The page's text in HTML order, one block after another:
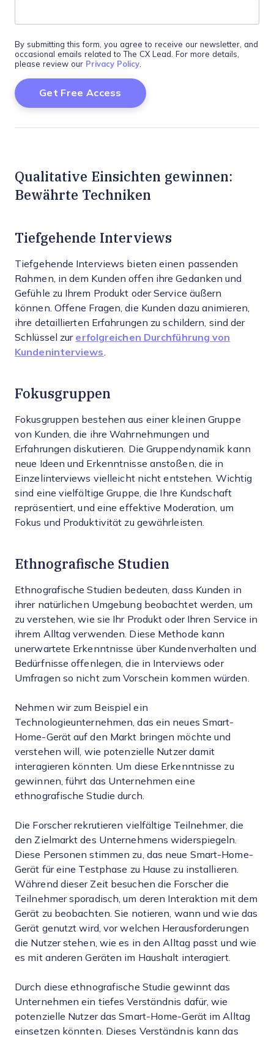
By submitting this form, you agree to receive our newsletter, and
occasional emails related to The CX Lead. For more details,
please review our Privacy Policy.
Qualitative Einsichten gewinnen:
Bewährte Techniken
Tiefgehende Interviews
Tiefgehende Interviews bieten einen passenden
Rahmen, in dem Kunden offen ihre Gedanken und
Gefühle zu Ihrem Produkt oder Service äußern
können. Offene Fragen, die Kunden dazu animieren,
ihre detaillierten Erfahrungen zu schildern, sind der
Schlüssel zur erfolgreichen Durchführung von
Kundeninterviews
Fokusgruppen
Fokusgruppen bestehen aus einer kleinen Gruppe
von Kunden, die ihre Wahrnehmungen und
Erfahrungen diskutieren. Die Gruppendynamik kann
neue Ideen und Erkenntnisse anstoßen, die in
Einzelinterviews vielleicht nicht entstehen. Wichtig
sind eine vielfältige Gruppe, die Ihre Kundschaft
repräsentiert, und eine effektive Moderation, um
Fokus und Produktivität zu gewährleisten.
Ethnografische Studien
Ethnografische Studien bedeuten, dass Kunden in
ihrer natürlichen Umgebung beobachtet werden, um
zu verstehen, wie sie Ihr Produkt oder Ihren Service in
ihrem Alltag verwenden. Diese Methode kann
unerwartete Erkenntnisse über Kundenverhalten und
Bedürfnisse offenlegen, die in Interviews oder
Umfragen so nicht zum Vorschein kommen würden.
Nehmen wir zum Beispiel ein
Technologieunternehmen, das ein neues Smart-
Home-Gerät auf den Markt bringen möchte und
verstehen will, wie potenzielle Nutzer damit
interagieren könnten. Um diese Erkenntnisse zu
gewinnen, führt das Unternehmen eine
ethnografische Studie durch.
Die Forscher rekrutieren vielfältige Teilnehmer, die
den Zielmarkt des Unternehmens widerspiegeln.
Diese Personen stimmen zu, das neue Smart-Home-
Gerät für eine Testphase zu Hause zu installieren.
Während dieser Zeit besuchen die Forscher die
Teilnehmer sporadisch, um deren Interaktion mit dem
Gerät zu beobachten. Sie notieren, wann und wie das
Gerät genutzt wird, vor welchen Herausforderungen
die Nutzer stehen, wie es in den Alltag passt und wie
es mit anderen Geräten im Haushalt interagiert.
Durch diese ethnografische Studie gewinnt das
Unternehmen ein tiefes Verständnis dafür, wie
potenzielle Nutzer das Smart-Home-Gerät im Alltag
einsetzen könnten. Dieses Verständnis kann das